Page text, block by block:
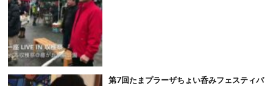
第7回たまプラーザちょい呑みフェスティバ